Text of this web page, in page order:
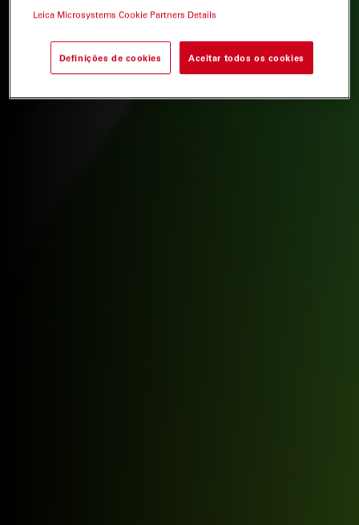
Leica Microsystems Cookie Partners Details
Definições de cookies Aceitar todos os cookies